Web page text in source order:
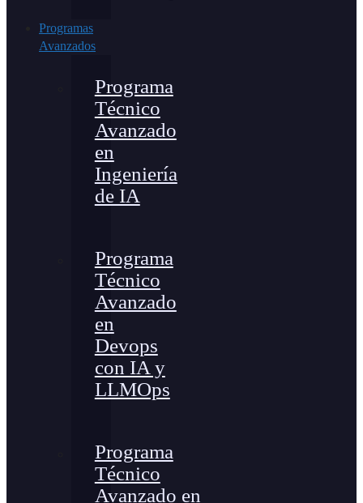
Programas
Avanzados
Programa
Técnico
Avanzado
en
Ingeniería
de IA
Programa
Técnico
Avanzado
en
Devops
con IA y
LLMOps
Programa
Técnico
Avanzado en